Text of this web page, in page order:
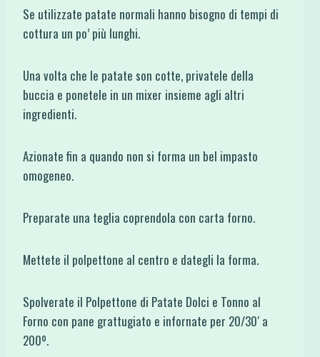
Se utilizzate patate normali hanno bisogno di tempi di
cottura un po’ più lunghi.
Una volta che le patate son cotte, privatele della
buccia e ponetele in un mixer insieme agli altri
ingredienti.
Azionate fin a quando non si forma un bel impasto
omogeneo.
Preparate una teglia coprendola con carta forno.
Mettete il polpettone al centro e dategli la forma.
Spolverate il Polpettone di Patate Dolci e Tonno al
Forno con pane grattugiato e infornate per 20/30′ a
200º.